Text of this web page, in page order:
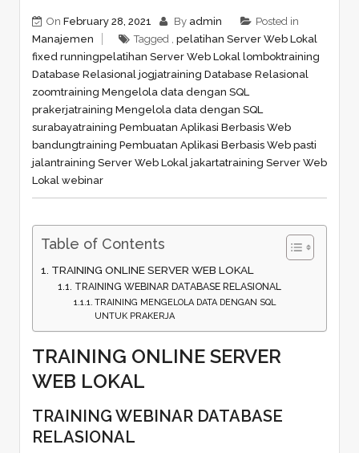
On February 28, 2021 By admin
Posted in
Manajemen
Tagged , pelatihan Server Web Lokal
fixed runningpelatihan Server Web Lokal lomboktraining
Database Relasional jogjatraining Database Relasional
zoomtraining Mengelola data dengan SQL
prakerjatraining Mengelola data dengan SQL
surabayatraining Pembuatan Aplikasi Berbasis Web
bandungtraining Pembuatan Aplikasi Berbasis Web pasti
jalantraining Server Web Lokal jakartatraining Server Web
Lokal webinar
Table of Contents
TRAINING ONLINE SERVER WEB LOKAL
TRAINING WEBINAR DATABASE RELASIONAL
TRAINING MENGELOLA DATA DENGAN SQL
UNTUK PRAKERJA
TRAINING ONLINE SERVER
WEB LOKAL
TRAINING WEBINAR DATABASE
RELASIONAL